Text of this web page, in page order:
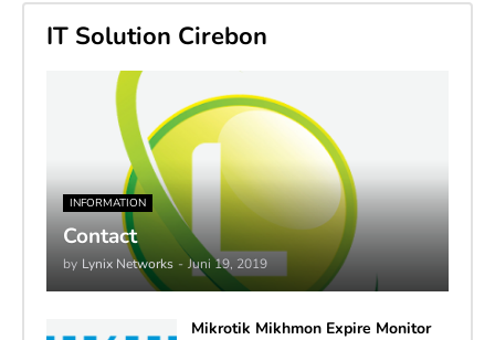
IT Solution Cirebon
INFORMATION
Contact
by Lynix Networks - Juni 19, 2019
Mikrotik Mikhmon Expire Monitor